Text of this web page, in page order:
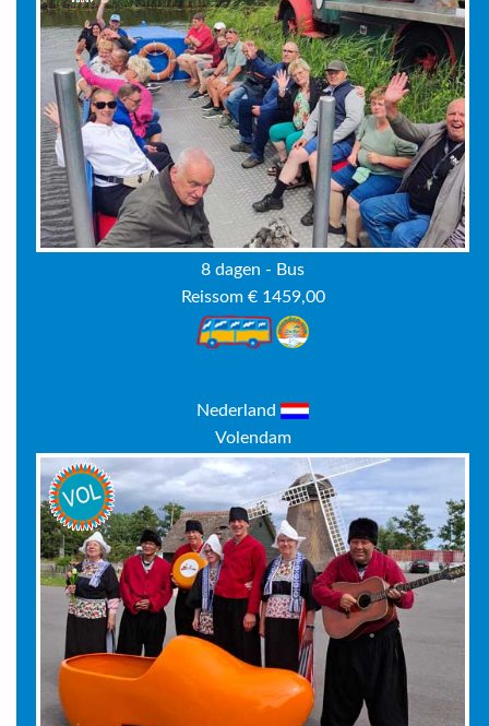
8 dagen - Bus
Reissom € 1459,00
Nederland
Volendam